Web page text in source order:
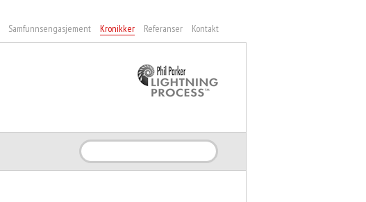
Samfunnsengasjement Kronikker Referanser Kontakt
Søk